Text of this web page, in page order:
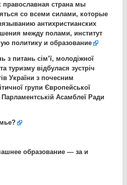
православная страна мы
со всеми силами, которые
антихристианских
между полами, институт
политику и образование
з питань сім’ї, молодіжної
туризму відбулася зустріч
України з почесним
групи Європейської
Парламентській Асамблеї Ради
образование — за и